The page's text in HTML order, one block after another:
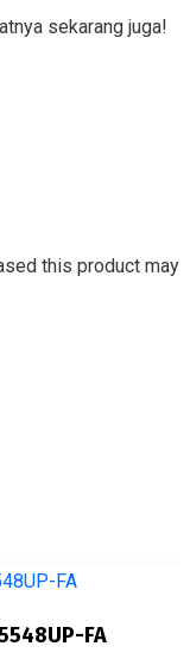
sekarang juga!
this product may
FA